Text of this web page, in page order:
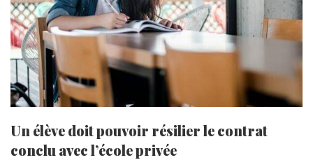
Un élève doit pouvoir résilier le contrat
conclu avec l’école privée